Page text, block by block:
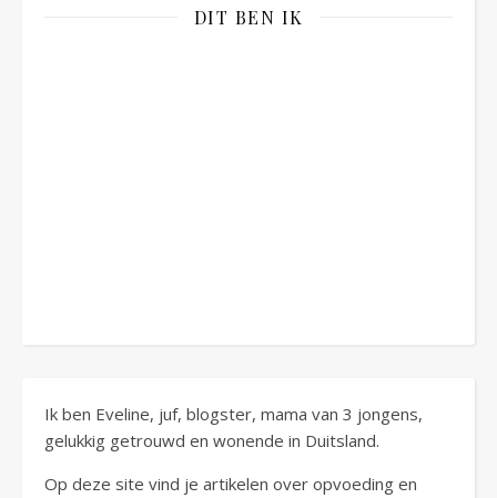
DIT BEN IK
Ik ben Eveline, juf, blogster, mama van 3 jongens,
gelukkig getrouwd en wonende in Duitsland.
Op deze site vind je artikelen over opvoeding en